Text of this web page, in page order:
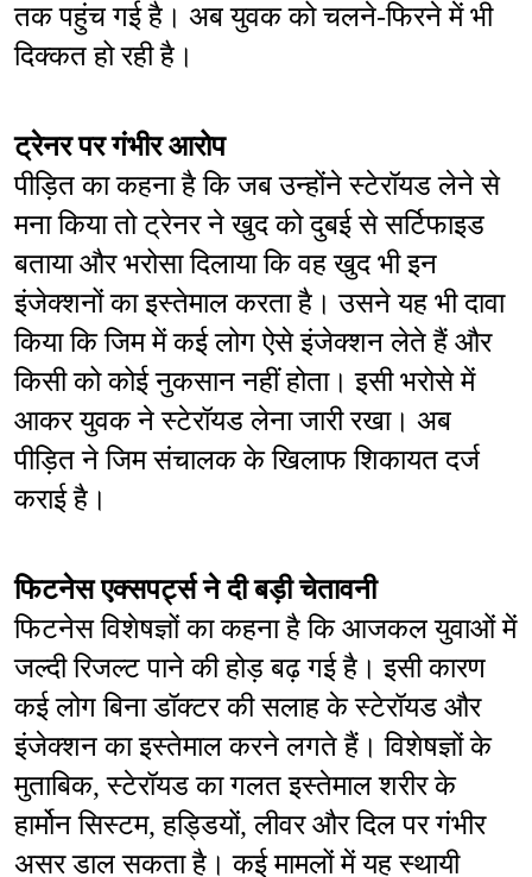
तक पहुंच गई है। अब युवक को चलने-फिरने में भी
दिक्कत हो रही है।
ट्रेनर पर गंभीर आरोप
पीड़ित का कहना है कि जब उन्होंने स्टेरॉयड लेने से
मना किया तो ट्रेनर ने खुद को दुबई से सर्टिफाइड
बताया और भरोसा दिलाया कि वह खुद भी इन
इंजेक्शनों का इस्तेमाल करता है। उसने यह भी दावा
किया कि जिम में कई लोग ऐसे इंजेक्शन लेते हैं और
किसी को कोई नुकसान नहीं होता। इसी भरोसे में
आकर युवक ने स्टेरॉयड लेना जारी रखा। अब
पीड़ित ने जिम संचालक के खिलाफ शिकायत दर्ज
कराई है।
फिटनेस एक्सपर्ट्स ने दी बड़ी चेतावनी
फिटनेस विशेषज्ञों का कहना है कि आजकल युवाओं में
जल्दी रिजल्ट पाने की होड़ बढ़ गई है। इसी कारण
कई लोग बिना डॉक्टर की सलाह के स्टेरॉयड और
इंजेक्शन का इस्तेमाल करने लगते हैं। विशेषज्ञों के
मुताबिक, स्टेरॉयड का गलत इस्तेमाल शरीर के
हार्मोन सिस्टम, हड्डियों, लीवर और दिल पर गंभीर
असर डाल सकता है। कई मामलों में यह स्थायी